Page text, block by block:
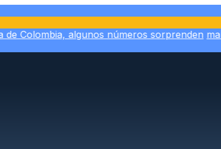
algunos números sorprenden marzo